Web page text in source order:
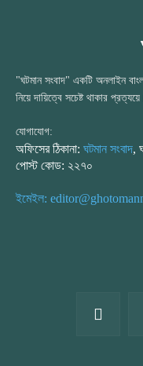
"ঘটমান সংবাদ" একটি অনলাইন
নিয়ে দায়িত্বে সচেষ্ট থাকার
যোগাযোগ:
অফিসের ঠিকানা: ঘটমান সংবাদ,
পোস্ট কোড: ২২৭০
ইমেইল: